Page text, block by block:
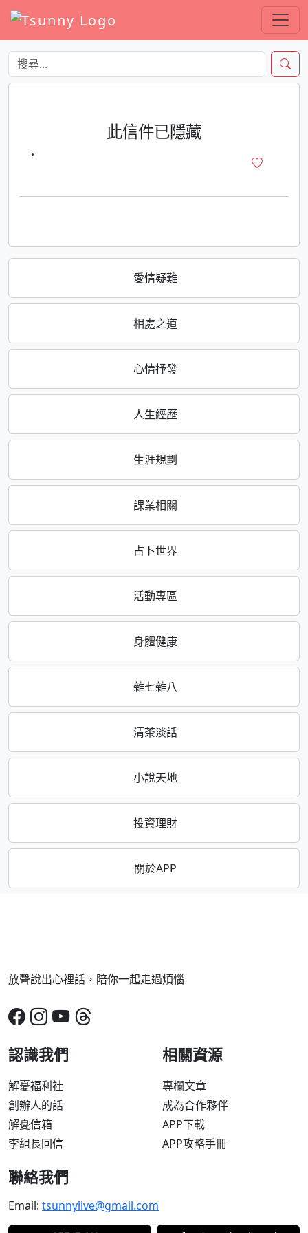
愛情疑難
相處之道
心情抒發
人生經歷
生涯規劃
課業相關
占卜世界
活動專區
身體健康
雜七雜八
清茶淡話
小說天地
投資理財
關於APP
此信件已隱藏
·
放聲說出心裡話，陪你一起走過煩惱
認識我們
解憂福利社
創辦人的話
解憂信箱
李組長回信
相關資源
專欄文章
成為合作夥伴
APP下載
APP攻略手冊
聯絡我們
Email: tsunnylive@gmail.com